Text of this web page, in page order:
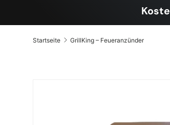
Startseite GrillKing – Feueranzünder